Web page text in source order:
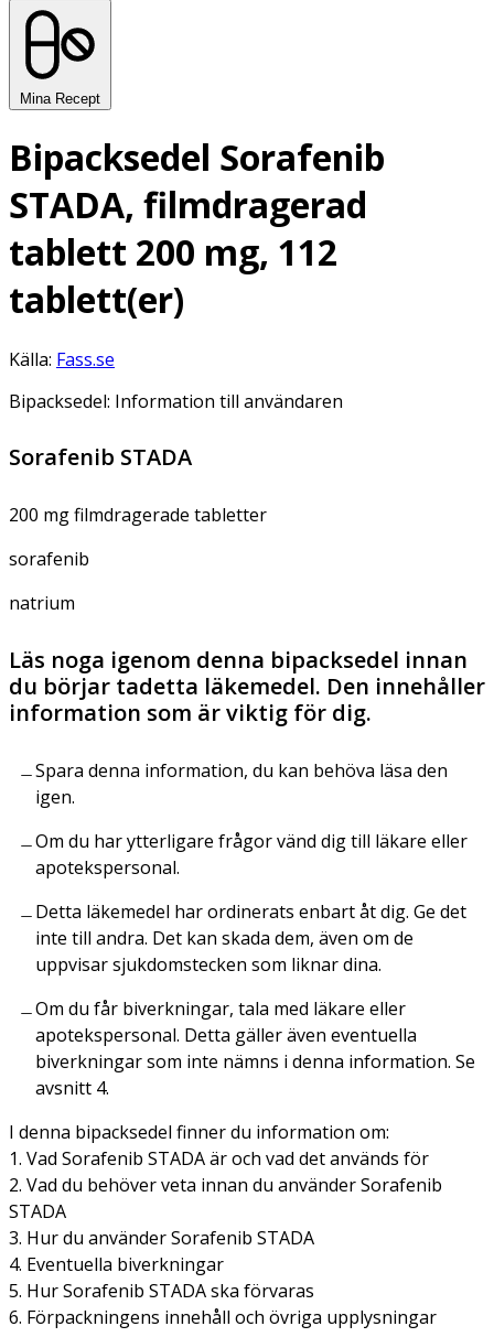
Mina Recept
Bipacksedel Sorafenib
STADA, filmdragerad
tablett 200 mg, 112
tablett(er)
Källa: Fass.se
Bipacksedel: Information till användaren
Sorafenib STADA
200 mg filmdragerade tabletter
sorafenib
natrium
Läs noga igenom denna bipacksedel innan
du börjar tadetta läkemedel. Den innehåller
information som är viktig för dig.
Spara denna information, du kan behöva läsa den
igen.
Om du har ytterligare frågor vänd dig till läkare eller
apotekspersonal.
Detta läkemedel har ordinerats enbart åt dig. Ge det
inte till andra. Det kan skada dem, även om de
uppvisar sjukdomstecken som liknar dina.
Om du får biverkningar, tala med läkare eller
apotekspersonal. Detta gäller även eventuella
biverkningar som inte nämns i denna information. Se
avsnitt 4.
I denna bipacksedel finner du information om:
1. Vad Sorafenib STADA är och vad det används för
2. Vad du behöver veta innan du använder Sorafenib
STADA
3. Hur du använder Sorafenib STADA
4. Eventuella biverkningar
5. Hur Sorafenib STADA ska förvaras
6. Förpackningens innehåll och övriga upplysningar